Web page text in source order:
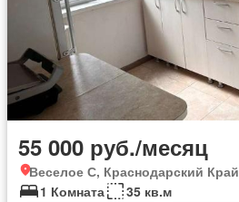
55 000 руб./месяц
Веселое С, Краснодарский Край
1 Комната
35 кв.м